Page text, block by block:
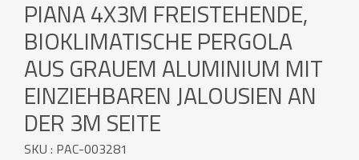
PIANA 4X3M FREISTEHENDE,
BIOKLIMATISCHE PERGOLA
AUS GRAUEM ALUMINIUM MIT
EINZIEHBAREN JALOUSIEN AN
DER 3M SEITE
SKU : PAC-003281